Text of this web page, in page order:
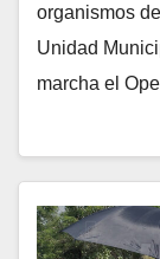
organismos
Unidad
marcha el